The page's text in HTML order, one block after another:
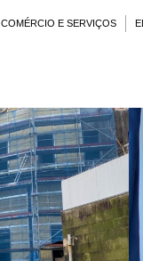
COMÉRCIO E SERVIÇOS